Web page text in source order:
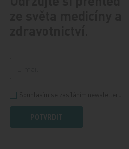
POTVRDIT